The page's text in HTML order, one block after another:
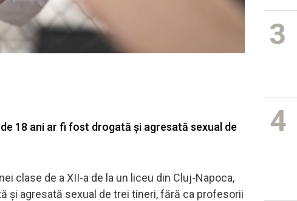
18 ani ar fi fost drogată și agresată sexual de
clase de a XII-a de la un liceu din Cluj-Napoca,
și agresată sexual de trei tineri, fără ca profesorii
3
4